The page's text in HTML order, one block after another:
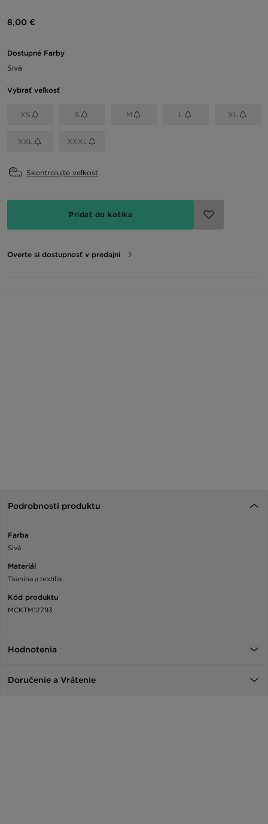
8,00 €
Dostupné Farby
Sivá
Vybrať veľkosť
XS S M L XL
XXL XXXL
Skontrolujte veľkosť
Pridať do košíka
Overte si dostupnosť v predajni
Podrobnosti produktu
Farba
Sivá
Materiál
Tkanina a textília
Kód produktu
MCKTM12793
Hodnotenia
Doručenie a Vrátenie